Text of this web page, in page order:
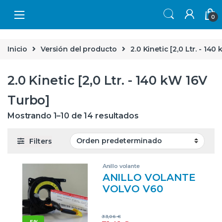
0
Inicio Versión del producto 2.0 Kinetic [2,0 Ltr. - 140
2.0 Kinetic [2,0 Ltr. - 140 kW 16V
Turbo]
Mostrando 1–10 de 14 resultados
Filters
Anillo volante
ANILLO VOLANTE
VOLVO V60
33,06€